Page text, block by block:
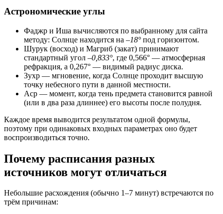
Астрономические углы
Фаджр и Иша вычисляются по выбранному для сайта
методу: Солнце находится на –18°под горизонтом.
Шурук (восход) и Магриб (закат) принимают
стандартный угол –0,833°, где 0,566° — атмосферная
рефракция, а 0,267° — видимый радиус диска.
Зухр — мгновение, когда Солнце проходит высшую
точку небесного пути в данной местности.
Аср — момент, когда тень предмета становится равной
(или в два раза длиннее) его высоты после полудня.
Каждое время выводится результатом одной формулы,
поэтому при одинаковых входных параметрах оно будет
воспроизводиться точно.
Почему расписания разных
источников могут отличаться
Небольшие расхождения (обычно 1–7 минут) встречаются по
трём причинам: